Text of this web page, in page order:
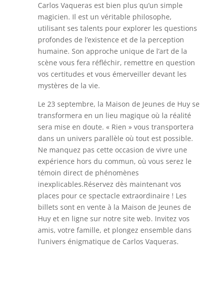
Carlos Vaqueras est bien plus qu’un simple
magicien. Il est un véritable philosophe,
utilisant ses talents pour explorer les questions
profondes de l’existence et de la perception
humaine. Son approche unique de l’art de la
scène vous fera réfléchir, remettre en question
vos certitudes et vous émerveiller devant les
mystères de la vie.
Le 23 septembre, la Maison de Jeunes de Huy se
transformera en un lieu magique où la réalité
sera mise en doute. « Rien » vous transportera
dans un univers parallèle où tout est possible.
Ne manquez pas cette occasion de vivre une
expérience hors du commun, où vous serez le
témoin direct de phénomènes
inexplicables.Réservez dès maintenant vos
places pour ce spectacle extraordinaire ! Les
billets sont en vente à la Maison de Jeunes de
Huy et en ligne sur notre site web. Invitez vos
amis, votre famille, et plongez ensemble dans
l’univers énigmatique de Carlos Vaqueras.